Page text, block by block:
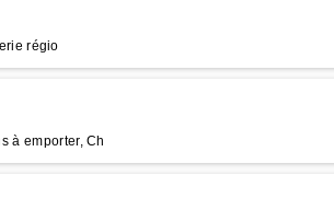
régio
à emporter, Ch